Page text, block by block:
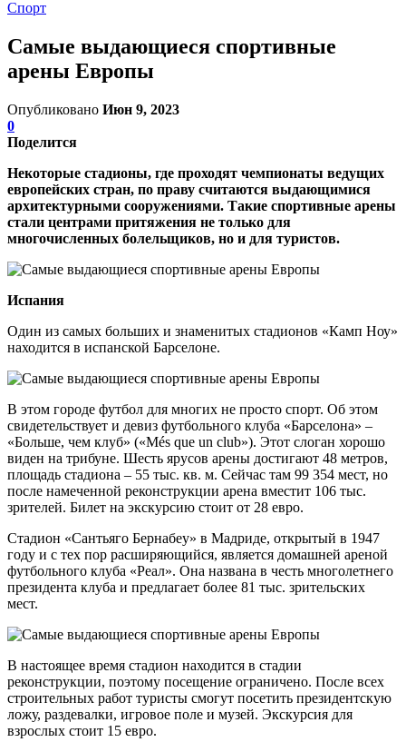
Спорт
Самые выдающиеся спортивные
арены Европы
Опубликовано Июн 9, 2023
0
Поделится
Некоторые стадионы, где проходят чемпионаты ведущих
европейских стран, по праву считаются выдающимися
архитектурными сооружениями. Такие спортивные арены
стали центрами притяжения не только для
многочисленных болельщиков, но и для туристов.
Испания
Один из самых больших и знаменитых стадионов «Камп Ноу»
находится в испанской Барселоне.
В этом городе футбол для многих не просто спорт. Об этом
свидетельствует и девиз футбольного клуба «Барселона» –
«Больше, чем клуб» («Més que un club»). Этот слоган хорошо
виден на трибуне. Шесть ярусов арены достигают 48 метров,
площадь стадиона – 55 тыс. кв. м. Сейчас там 99 354 мест, но
после намеченной реконструкции арена вместит 106 тыс.
зрителей. Билет на экскурсию стоит от 28 евро.
Стадион «Сантьяго Бернабеу» в Мадриде, открытый в 1947
году и с тех пор расширяющийся, является домашней ареной
футбольного клуба «Реал». Она названа в честь многолетнего
президента клуба и предлагает более 81 тыс. зрительских
мест.
В настоящее время стадион находится в стадии
реконструкции, поэтому посещение ограничено. После всех
строительных работ туристы смогут посетить президентскую
ложу, раздевалки, игровое поле и музей. Экскурсия для
взрослых стоит 15 евро.